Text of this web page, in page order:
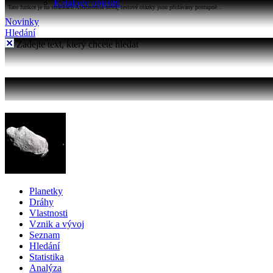
Katalogy objektů
Tato funkce je na stránkách Astronomia nová, testové otázky jsou přidávány postupně...
Novinky
Hledání
Zadejte text, který chcete hledat
Planetky
Dráhy
Vlastnosti
Vznik a vývoj
Seznam
Hledání
Statistika
Analýza